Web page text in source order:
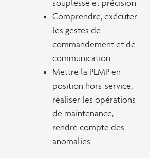
souplesse et précision
Comprendre, exécuter
les gestes de
commandement et de
communication
Mettre la PEMP en
position hors-service,
réaliser les opérations
de maintenance,
rendre compte des
anomalies